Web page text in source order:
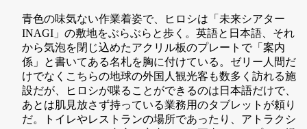
青色の味気ない作業着姿で、ヒロシは「未来シアター
INAGI」の敷地をぶらぶらと歩く。英語と日本語、それ
から気泡を閉じ込めたアクリル板のプレートで「案内
係」と書いてある名札を胸に付けている。ゼリー人間だ
けでなくこちらの地球の外国人観光客も数多く訪れる施
設だが、ヒロシが喋ることができるのは日本語だけで、
あとは肌見放さず持っている業務用のタブレットが頼り
だ。トイレやレストランの場所であったり、アトラクシ